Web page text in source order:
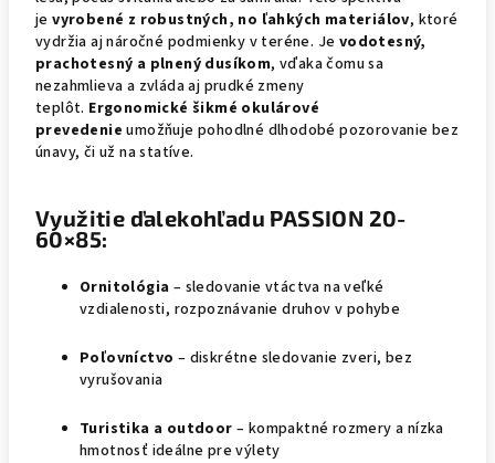
je vyrobené z robustných, no ľahkých materiálov, ktoré
vydržia aj náročné podmienky v teréne. Je vodotesný,
prachotesný a plnený dusíkom, vďaka čomu sa
nezahmlieva a zvláda aj prudké zmeny
teplôt. Ergonomické šikmé okulárové
prevedenie umožňuje pohodlné dlhodobé pozorovanie bez
únavy, či už na statíve.
Využitie ďalekohľadu PASSION 20-
60×85:
Ornitológia – sledovanie vtáctva na veľké
vzdialenosti, rozpoznávanie druhov v pohybe
Poľovníctvo – diskrétne sledovanie zveri, bez
vyrušovania
Turistika a outdoor – kompaktné rozmery a nízka
hmotnosť ideálne pre výlety